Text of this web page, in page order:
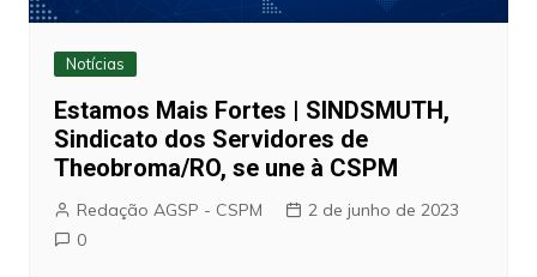
Notícias
Estamos Mais Fortes | SINDSMUTH,
Sindicato dos Servidores de
Theobroma/RO, se une à CSPM
Redação AGSP - CSPM
2 de junho de 2023
0